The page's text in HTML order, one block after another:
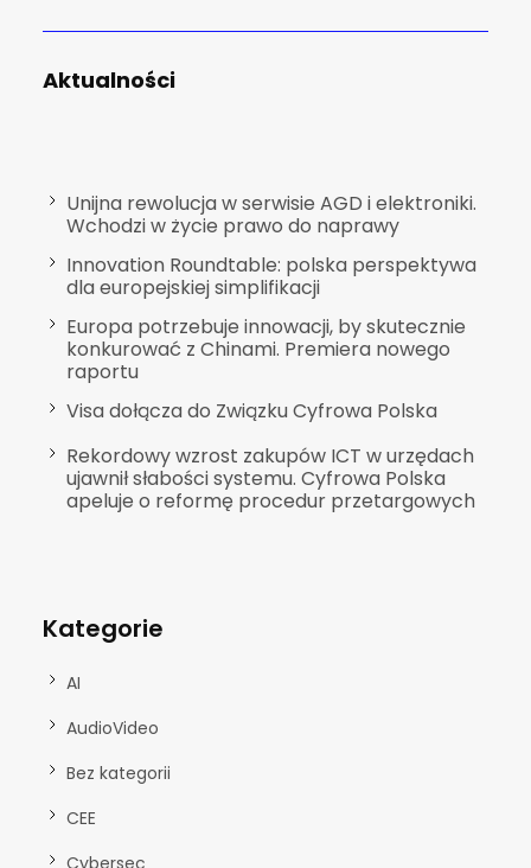
Aktualności
Unijna rewolucja w serwisie AGD i elektroniki.
Wchodzi w życie prawo do naprawy
Innovation Roundtable: polska perspektywa
dla europejskiej simplifikacji
Europa potrzebuje innowacji, by skutecznie
konkurować z Chinami. Premiera nowego
raportu
Visa dołącza do Związku Cyfrowa Polska
Rekordowy wzrost zakupów ICT w urzędach
ujawnił słabości systemu. Cyfrowa Polska
apeluje o reformę procedur przetargowych
Kategorie
AI
AudioVideo
Bez kategorii
CEE
Cybersec